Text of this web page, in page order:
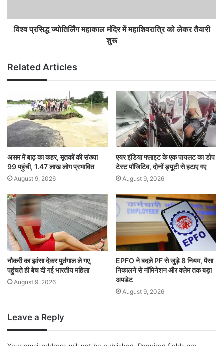
विश्व प्रसिद्ध ज्योतिर्लिंग महाकाल मंदिर में महाशिवरात्रि को लेकर तैयारी
शुरू
Related Articles
असम में बाढ़ का कहर, मृतकों की संख्या
99 पहुंची, 1.47 लाख लोग प्रभावित
August 9, 2026
एयर इंडिया फ्लाइट के एक पायलट का डोप
टेस्ट पॉजिटिव, दोनों ड्यूटी से हटाए गए
August 9, 2026
नौकरी का झांसा देकर पुर्तगाल ले गए,
पहुंचते ही बेच दी गई भारतीय महिला
August 9, 2026
EPFO ने बदले PF से जुड़े 8 नियम, पैसा
निकालने से नॉमिनेशन और क्लेम तक बड़ा
अपडेट
August 9, 2026
Leave a Reply